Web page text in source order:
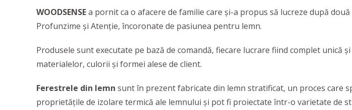
WOODSENSEa pornit ca o afacere de familie care și-a propus să lucreze după
Profunzime și Atenție, încoronate de pasiunea pentru lemn.
Produsele sunt executate pe bază de comandă, fiecare lucrare fiind complet unică
materialelor, culorii și formei alese de client.
Ferestrele din lemn sunt în prezent fabricate din lemn stratificat, un proces care
proprietățile de izolare termică ale lemnului și pot fi proiectate într-o varietate de